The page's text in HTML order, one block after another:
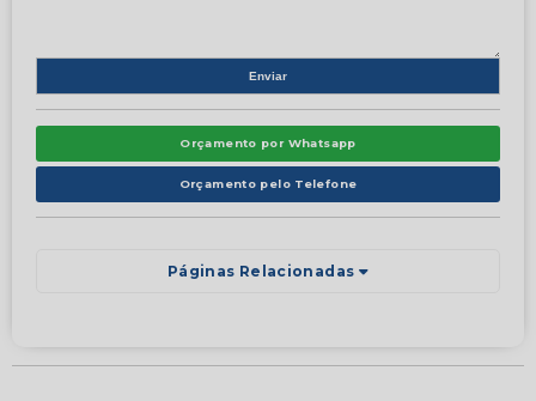
Orçamento por Whatsapp
Orçamento pelo Telefone
Páginas Relacionadas